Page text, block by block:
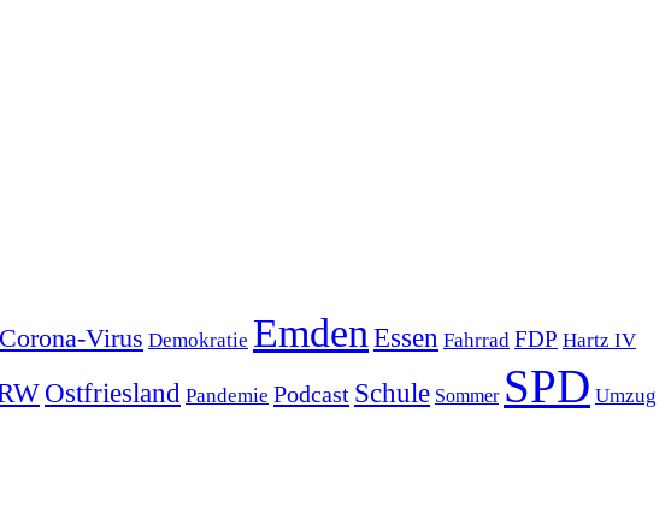
Corona-Virus Demokratie Emden Essen Fahrrad FDP Hartz IV
Ostfriesland Pandemie Podcast Schule Sommer SPD Umzug